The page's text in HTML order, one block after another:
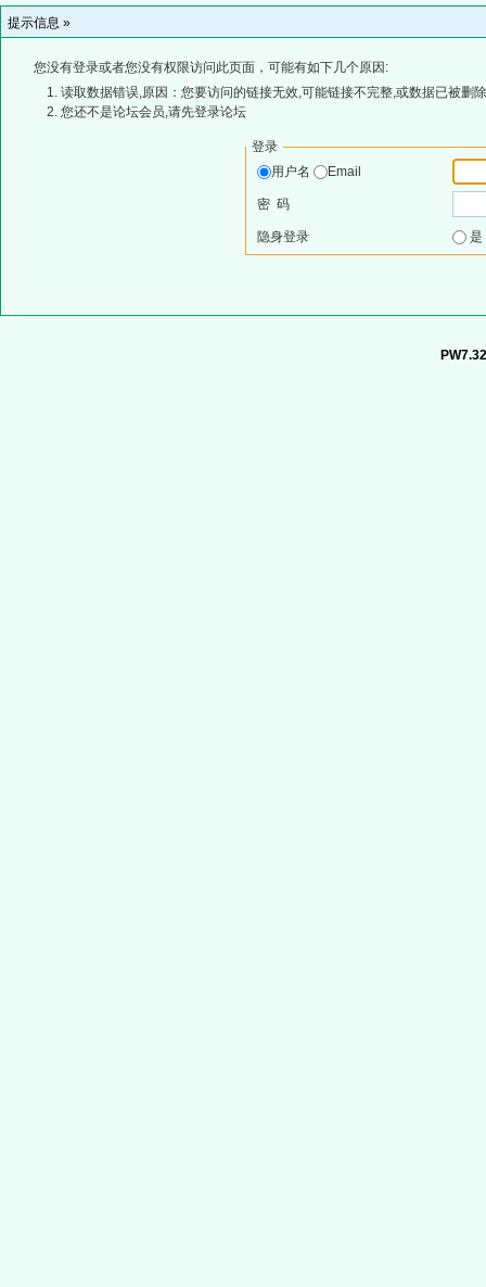
提示信息 »
您没有登录或者您没有权限访问此页面，可能有如下几个原因:
读取数据错误,原因：您要访问的链接无效,可能链接不完整,或数据已被删
您还不是论坛会员,请先登录论坛
登录
用户名
Email
密 码
隐身登录